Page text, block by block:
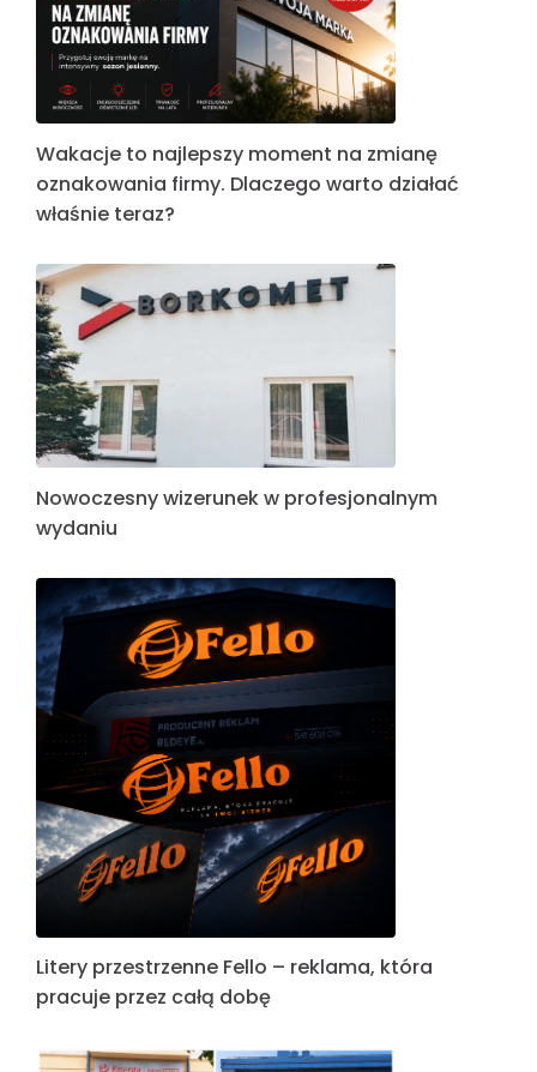
Wakacje to najlepszy moment na zmianę
oznakowania firmy. Dlaczego warto działać
właśnie teraz?
Nowoczesny wizerunek w profesjonalnym
wydaniu
Litery przestrzenne Fello – reklama, która
pracuje przez całą dobę